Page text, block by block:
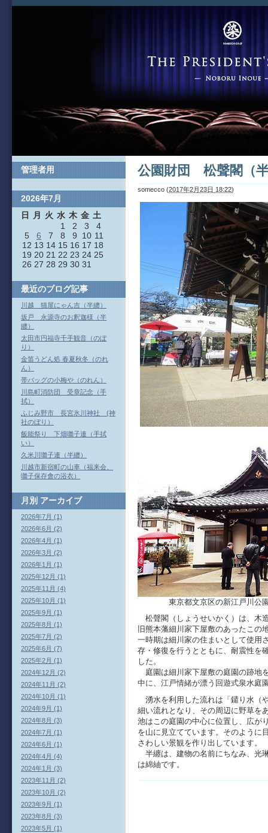
公園財団 松聲閣（
somecco (2017年2月23日 18:22)
東京都文京区の新江戸川公園内
松聲閣（しょうせいかく）は、木
旧熊本藩細川家下屋敷のあったこ
一時期は細川家の住まいとして使用
存・修復を行うとともに、耐震性を
した。
庭園は細川家下屋敷の庭園の跡地
中に、江戸情緒が漂う回遊式泉水庭
湧水を利用した流れは「鑓り水（
細い流れとなり、その周辺に野草を
池はこの庭園の中心に位置し、広が
を山に見立てています。そのように
さわしい景観を作り出しています。
半纏は、建物の名前にちなみ、光
は綿紬です。
管理者用
2026年7月
日
月 火 水 木 金 土
1
2 3
4
5
6 7 8 9 10 11
12 13 14 15 16 17 18
19 20 21 22 23 24 25
26 27 28 29 30 31
最近のブログ記事
川越 猫屋にゃん吉（半纏）
坂戸 永源寺のお釈迦様（半
纏）
太田市円福寺千手観音（のぼ
り）
金笛うどん処 春夏秋冬（のれ
ん）
帯バッグの小梅や（のれん）
川島町消防団 受章記念（手
拭）
ふじみ野市 長宮氷川神社 (神
社のぼり）
飯能祭り 下畑囃子連（手拭
い）
久米川囃子連（半纏）
川越市新宿町の山車（福来会、
囃子保存會の浴衣）
月別アーカイブ
2026年7月 (1)
2026年6月 (2)
2026年4月 (1)
2026年3月 (2)
2026年1月 (1)
2025年12月 (1)
2025年11月 (4)
2025年10月 (1)
2025年9月 (1)
2025年8月 (1)
2025年7月 (2)
2025年6月 (7)
2025年2月 (1)
2024年12月 (2)
2024年11月 (2)
2024年10月 (1)
2024年9月 (1)
2024年8月 (3)
2024年7月 (1)
2024年6月 (1)
2024年4月 (4)
2024年1月 (3)
2023年11月 (2)
2023年10月 (2)
2023年9月 (1)
2023年8月 (3)
2023年5月 (1)